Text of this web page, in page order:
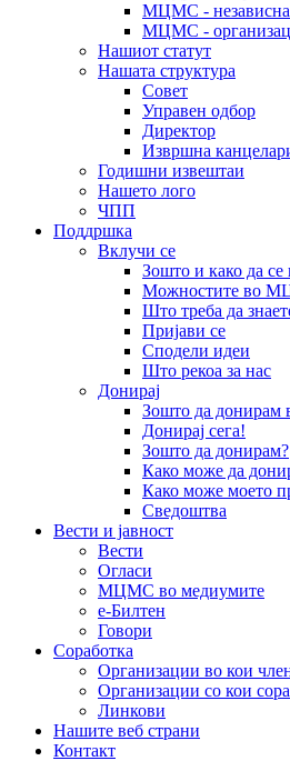
МЦМС - независна
МЦМС -
Нашиот статут
Нашата структура
Совет
Управен одбор
Директор
Извршна
Годишни извештаи
Нашето лого
ЧПП
Поддршка
Вклучи се
Зошто и како да се
Можностите во
Што треба да
Пријави се
Сподели идеи
Што рекоа за нас
Донирај
Зошто да
Донирај сега!
Зошто да донирам?
Како може да
Како може моето
Сведоштва
Вести и јавност
Вести
Огласи
МЦМС во медиумите
е-Билтен
Говори
Соработка
Организации во кои
Организации со кои
Линкови
Нашите веб страни
Контакт